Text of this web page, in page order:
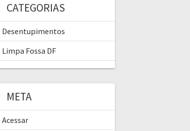
CATEGORIAS
Desentupimentos
Limpa Fossa DF
META
Acessar